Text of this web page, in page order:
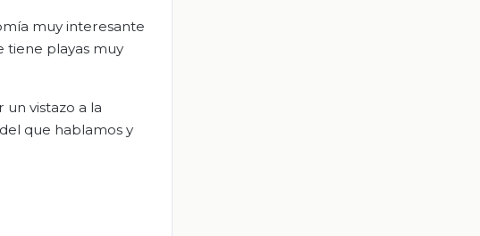
muy interesante
tiene playas muy
vistazo a la
que hablamos y